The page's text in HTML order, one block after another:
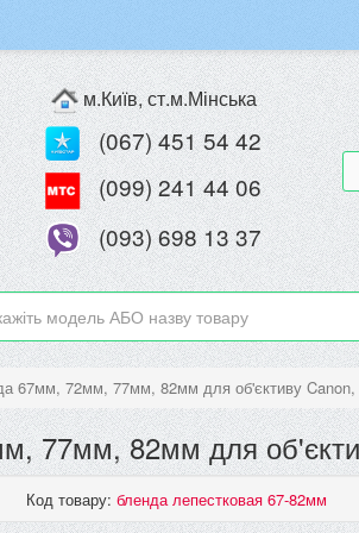
м.Київ, ст.м.Мінська
(067) 451 54 42
(099) 241 44 06
(093) 698 13 37
67мм, 72мм, 77мм, 82мм для об'єктиву Canon,
77мм, 82мм для
Код товару: бленда лепестковая 67-82мм